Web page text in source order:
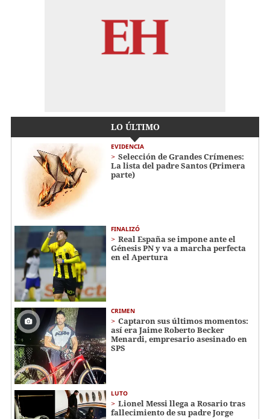
LO ÚLTIMO
EVIDENCIA
Selección de Grandes Crímenes:
La lista del padre Santos (Primera
parte)
FINALIZÓ
Real España se impone ante el
Génesis PN y va a marcha perfecta
en el Apertura
CRIMEN
Captaron sus últimos momentos:
así era Jaime Roberto Becker
Menardi​​​, empresario asesinado en
SPS
LUTO
Lionel Messi llega a Rosario tras
fallecimiento de su padre Jorge